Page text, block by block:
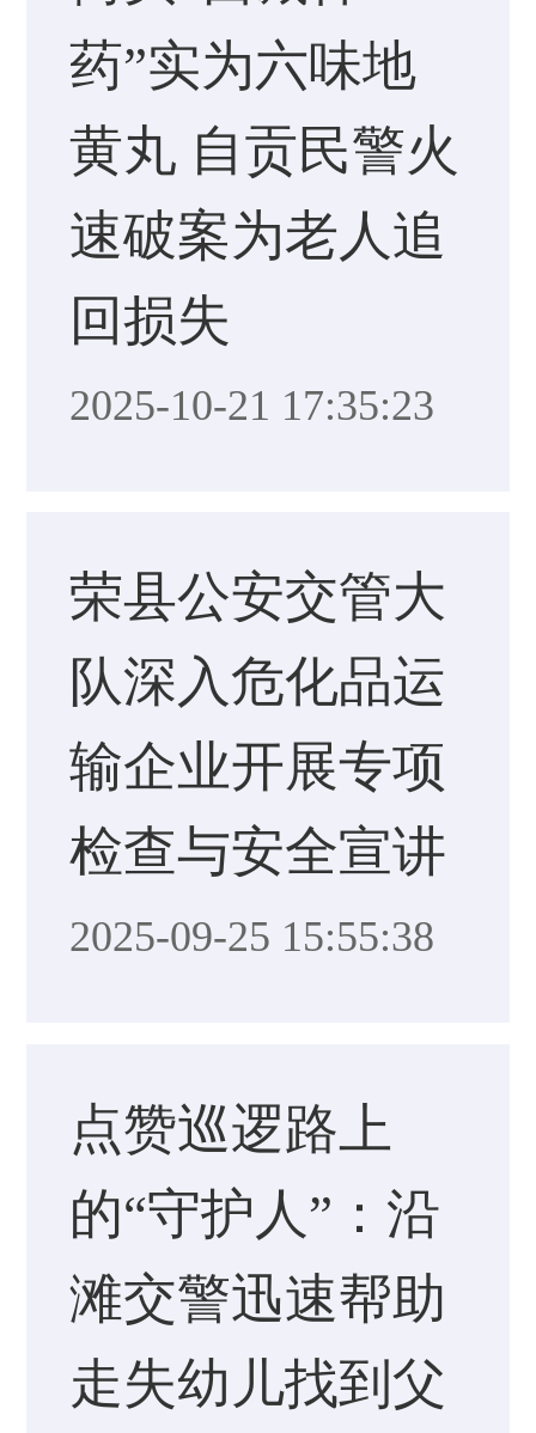
药”实为六味地
黄丸 自贡民警火
速破案为老人追
回损失
2025-10-21 17:35:23
荣县公安交管大
队深入危化品运
输企业开展专项
检查与安全宣讲
2025-09-25 15:55:38
点赞巡逻路上
的“守护人”：沿
滩交警迅速帮助
走失幼儿找到父